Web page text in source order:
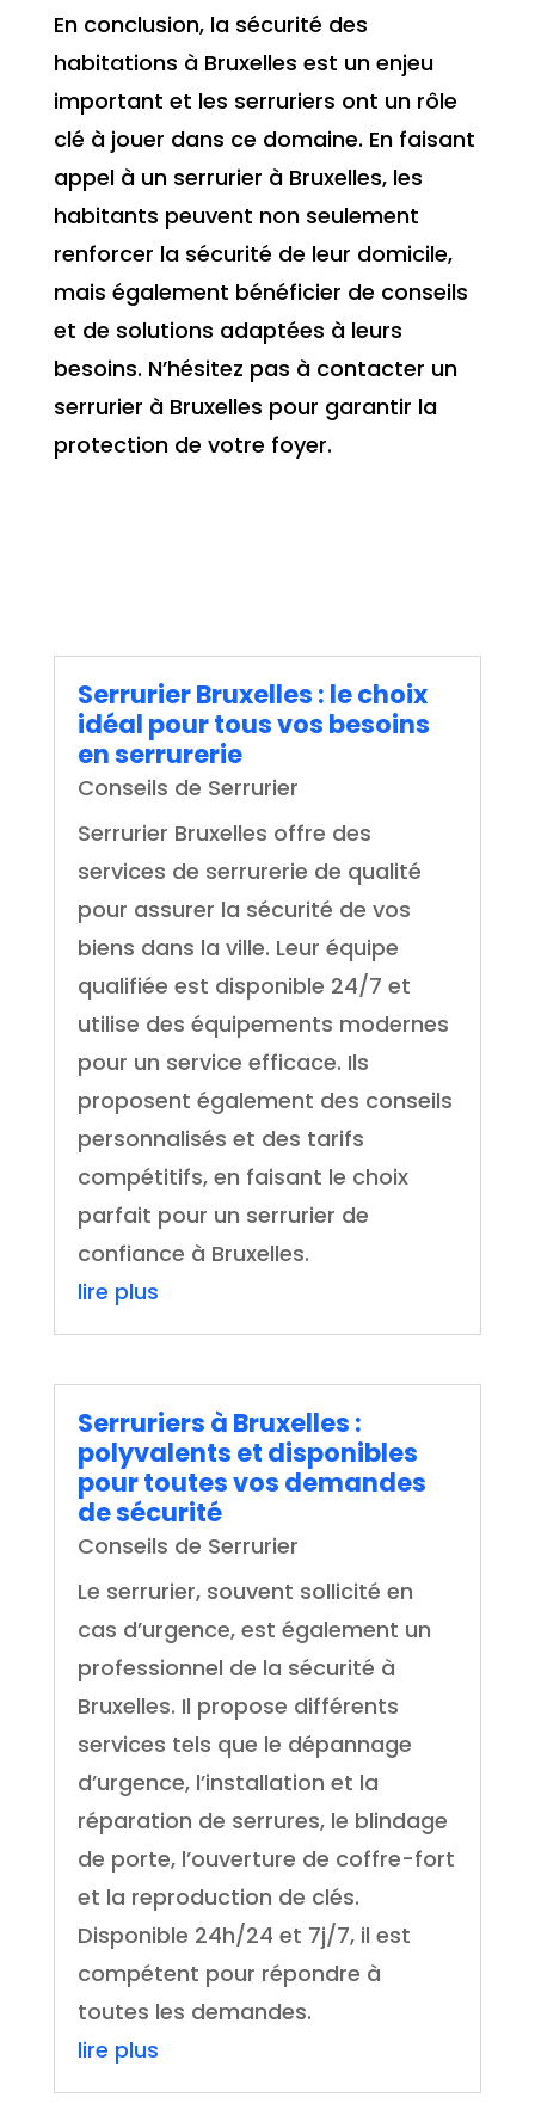
En conclusion, la sécurité des
habitations à Bruxelles est un enjeu
important et les serruriers ont un rôle
clé à jouer dans ce domaine. En faisant
appel à un serrurier à Bruxelles, les
habitants peuvent non seulement
renforcer la sécurité de leur domicile,
mais également bénéficier de conseils
et de solutions adaptées à leurs
besoins. N’hésitez pas à contacter un
serrurier à Bruxelles pour garantir la
protection de votre foyer.
Serrurier Bruxelles : le choix
idéal pour tous vos besoins
en serrurerie
Conseils de Serrurier
Serrurier Bruxelles offre des
services de serrurerie de qualité
pour assurer la sécurité de vos
biens dans la ville. Leur équipe
qualifiée est disponible 24/7 et
utilise des équipements modernes
pour un service efficace. Ils
proposent également des conseils
personnalisés et des tarifs
compétitifs, en faisant le choix
parfait pour un serrurier de
confiance à Bruxelles.
lire plus
Serruriers à Bruxelles :
polyvalents et disponibles
pour toutes vos demandes
de sécurité
Conseils de Serrurier
Le serrurier, souvent sollicité en
cas d’urgence, est également un
professionnel de la sécurité à
Bruxelles. Il propose différents
services tels que le dépannage
d’urgence, l’installation et la
réparation de serrures, le blindage
de porte, l’ouverture de coffre-fort
et la reproduction de clés.
Disponible 24h/24 et 7j/7, il est
compétent pour répondre à
toutes les demandes.
lire plus